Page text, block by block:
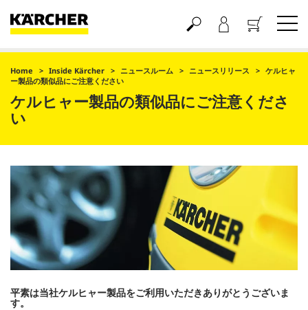
買い物かご
Home Inside Kärcher ニュースルーム ニュースリリース
ケルヒャ
ー製品の類似品にご注意ください
ケルヒャー製品の類似品にご注意くださ
い
平素は当社ケルヒャー製品をご利用いただきありがとうございま
す。